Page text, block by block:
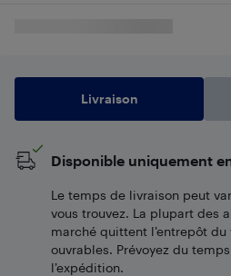
Livraison
Disponible uniquement
Le temps de livraison peut
vous trouvez. La plupart des
marché quittent l’entrepôt
ouvrables. Prévoyez du
l’expédition.